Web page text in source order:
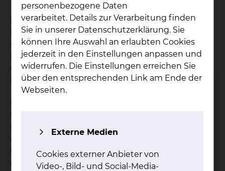
Die Rückenschule ist ein Behandlungskonzept im
Rahmen der Physiotherapie, welches
schwerpunktmäßig präventiv stattfinden soll. Die
Patienten sollen ein rückengerechtes Verhalten
und auch gezielte Bauch- und
Rückenmuskelkräftigung erlernen.
Rückenschule. Die Patienten sollen angeleitet
Übungen regelmäßig auch selbstständig
umzusetzen.
personenbezogene Daten
verarbeitet. Details zur Verarbeitung finden
Sie in unserer Datenschutzerklärung. Sie
können Ihre Auswahl an erlaubten Cookies
jederzeit in den Einstellungen anpassen und
widerrufen. Die Einstellungen erreichen Sie
über den entsprechenden Link am Ende der
Webseiten.
Externe Medien
Cookies externer Anbieter von
Video-, Bild- und Social-Media-